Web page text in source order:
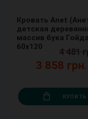
Кровать Anet
детская
массив бука
60х120
3 858 грн.
4 481
КУПИТЬ